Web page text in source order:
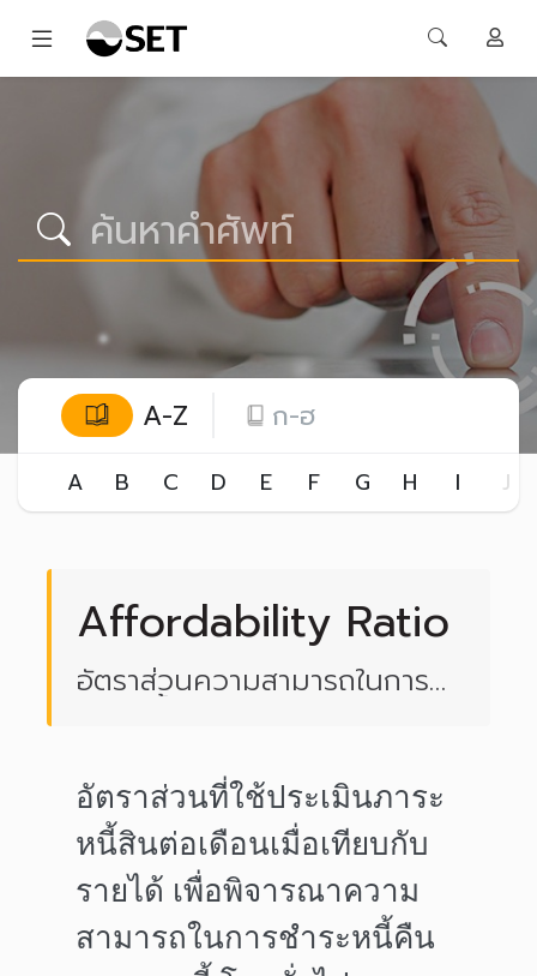
A-Z ก-ฮ
A B C D E F G H I J
Affordability Ratio
อัตราส่วนความสามารถในการ
อัตราส่วนที่ใช้ประเมินภาระ
หนี้สินต่อเดือนเมื่อเทียบกับ
รายได้ เพื่อพิจารณาความ
สามารถในการชำระหนี้คืน